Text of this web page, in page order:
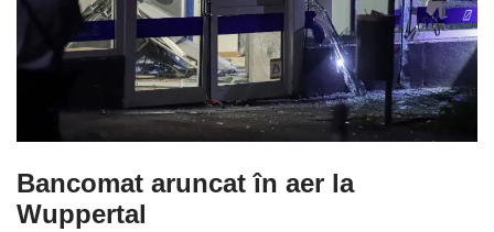
Bancomat aruncat în aer la
Wuppertal